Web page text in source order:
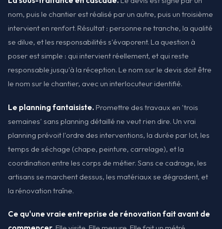
nom, puis le chantier est réalisé par un autre, puis un troisième
intervient en renfort. Résultat : personne ne tranche, la qualité
se dilue, et les responsabilités s'évaporent. La question à
poser est simple : qui intervient réellement, et qui reste
responsable jusqu'à la réception. Le nom sur le devis doit être
le nom sur le chantier, avec un interlocuteur identifié.
Le planning fantaisiste. Promettre des travaux en 'trois
semaines' sans planning détaillé ne veut rien dire. Un vrai
planning prévoit l'ordre des interventions, la durée par lot, les
temps de séchage (chape, peinture, carrelage), et la
coordination entre les corps de métier. Sans ce cadrage, les
artisans se marchent dessus, les matériaux se dégradent, et
la rénovation traîne.
Ce qu'une vraie entreprise de rénovation fait avant de